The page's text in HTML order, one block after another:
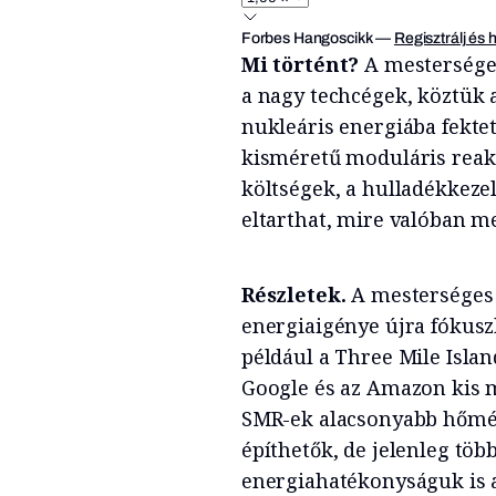
Forbes Hangoscikk— Regisztrálj és
Mi történt? A
a nagy techcégek, köztük
nukleáris energiába
kisméretű moduláris
költségek, a
eltarthat, mire valóban
Részletek. A
energiaigénye újra
például a Three Mile
Google és az Amazon
SMR-ek alacsonyabb
építhetők, de jelenleg
energiahatékonyságuk is